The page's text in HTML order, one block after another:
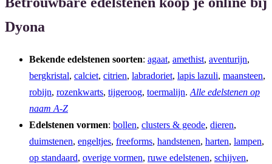
Dyona
Bekende edelstenen soorten: agaat, amethist, aventurijn,
bergkristal, calciet, citrien, labradoriet, lapis lazuli, maansteen,
robijn, rozenkwarts, tijgeroog, toermalijn. Alle edelstenen op
naam A-Z
Edelstenen vormen: bollen, clusters & geode, dieren,
duimstenen, engeltjes, freeforms, handstenen, harten, lampen,
op standaard, overige vormen, ruwe edelstenen, schijven,